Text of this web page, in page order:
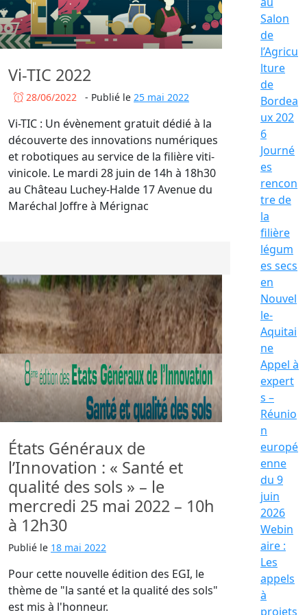
Vi-TIC 2022
28/06/2022 - Publié le 25 mai 2022
Vi-TIC : Un évènement gratuit dédié à la
découverte des innovations numériques
et robotiques au service de la filière viti-
vinicole. Le mardi 28 juin de 14h à 18h30
au Château Luchey-Halde 17 Avenue du
Maréchal Joffre à Mérignac
États Généraux de
l’Innovation : « Santé et
qualité des sols » – le
mercredi 25 mai 2022 – 10h
à 12h30
Publié le 18 mai 2022
Pour cette nouvelle édition des EGI, le
thème de "la santé et la qualité des sols"
est mis à l'honneur.
Salon
de
l’Agricu
lture
de
Bordea
ux 202
6
Journé
es
rencon
tre de
la
filière
légum
es secs
en
Nouvel
le-
Aquitai
ne
Appel à
expert
s –
Réunio
n
europé
enne
du 9
juin
2026
Webin
aire :
Les
appels
à
projets